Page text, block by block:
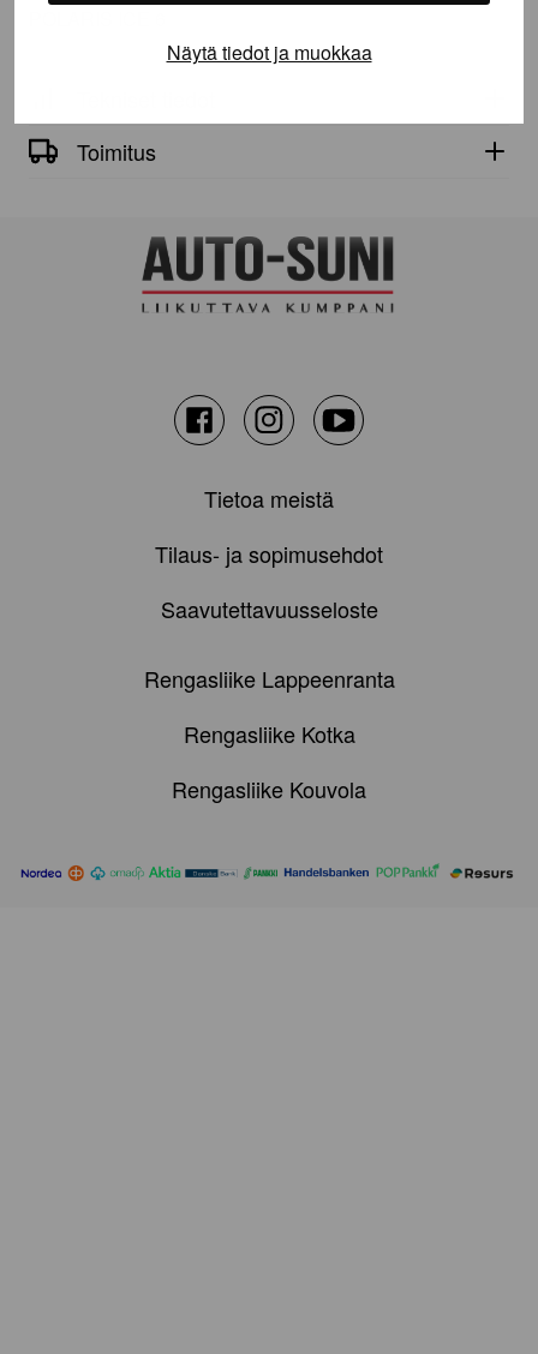
Näytä tiedot ja muokkaa
Toimitus
FacebookInstagramYoutube
Tietoa meistä
Tilaus- ja sopimusehdot
Saavutettavuusseloste
Rengasliike Lappeenranta
Rengasliike Kotka
Rengasliike Kouvola